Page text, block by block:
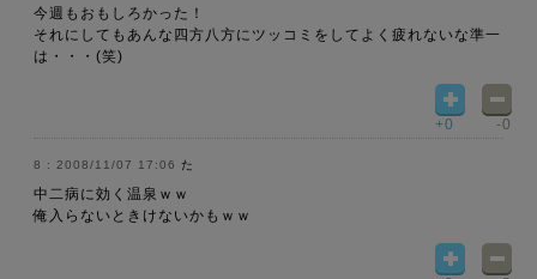
今週もおもしろかった！
それにしてもあんな四方八方にツッコミをしてよく疲れないな準一
は・・・(笑)
+0 -0
2008/11/07 17:06 た
中二病に効く温泉ｗｗ
俺入らないときけないかもｗｗ